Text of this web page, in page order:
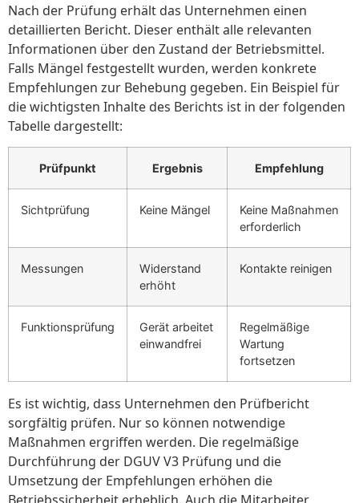
Nach der Prüfung erhält das Unternehmen einen
detaillierten Bericht. Dieser enthält alle relevanten
Informationen über den Zustand der Betriebsmittel.
Falls Mängel festgestellt wurden, werden konkrete
Empfehlungen zur Behebung gegeben. Ein Beispiel für
die wichtigsten Inhalte des Berichts ist in der folgenden
Tabelle dargestellt:
Prüfpunkt Ergebnis Empfehlung
Sichtprüfung Keine Mängel
Keine Maßnahmen
erforderlich
Messungen
Widerstand
erhöht
Kontakte reinigen
Funktionsprüfung
Gerät arbeitet
einwandfrei
Regelmäßige
Wartung
fortsetzen
Es ist wichtig, dass Unternehmen den Prüfbericht
sorgfältig prüfen. Nur so können notwendige
Maßnahmen ergriffen werden. Die regelmäßige
Durchführung der DGUV V3 Prüfung und die
Umsetzung der Empfehlungen erhöhen die